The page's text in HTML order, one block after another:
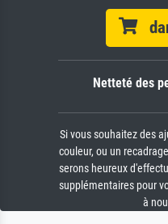
Netteté des
Si vous souhaitez des
couleur, ou un
serons heureux
supplémentaires pour
à